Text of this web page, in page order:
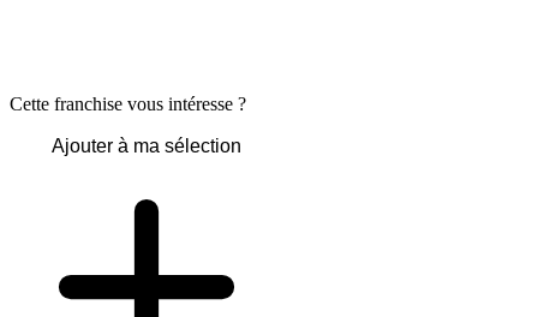
Cette franchise vous intéresse ?
Ajouter à ma sélection